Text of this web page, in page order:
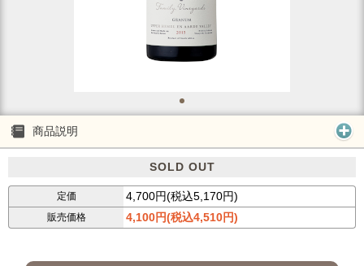
商品説明
SOLD OUT
定価 4,700円(税込5,170円)
販売価格 4,100円(税込4,510円)